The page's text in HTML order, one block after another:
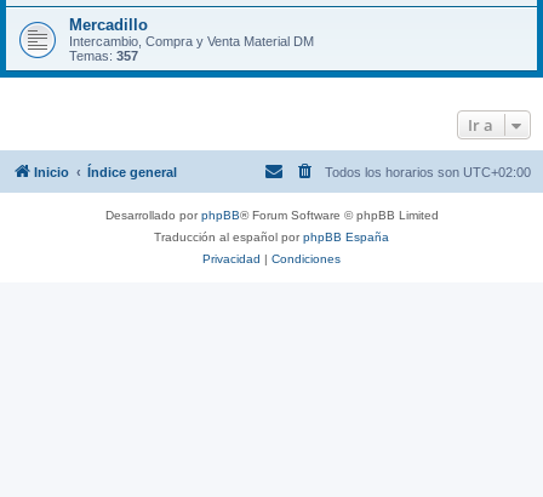
Mercadillo
Intercambio, Compra y Venta Material DM
Temas: 357
Ir a
Inicio Índice general Todos los horarios son UTC+02:00
Desarrollado porphpBB® Forum Software © phpBB Limited
Traducción al español porphpBB España
Privacidad | Condiciones